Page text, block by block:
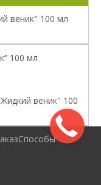
веник" 100 мл
100 мл
веник" 100
Способы